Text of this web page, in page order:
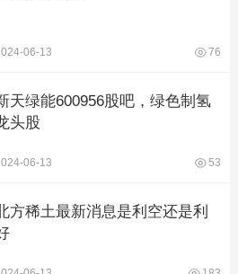
06-13 76
天绿能600956股吧，绿色制氢
头股
06-13 53
方稀土最新消息是利空还是利